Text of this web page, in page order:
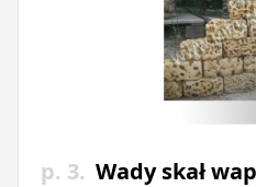
p. 3. Wady skał